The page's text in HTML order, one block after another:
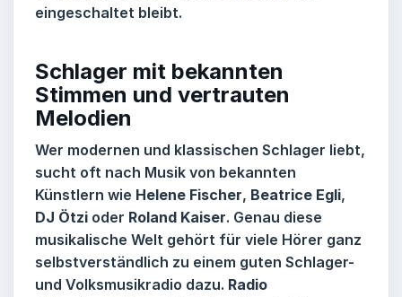
eingeschaltet bleibt.
Schlager mit bekannten
Stimmen und vertrauten
Melodien
Wer modernen und klassischen Schlager liebt,
sucht oft nach Musik von bekannten
Künstlern wie Helene Fischer, Beatrice Egli,
DJ Ötzi oder Roland Kaiser. Genau diese
musikalische Welt gehört für viele Hörer ganz
selbstverständlich zu einem guten Schlager-
und Volksmusikradio dazu. Radio